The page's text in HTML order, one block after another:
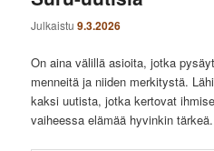
Julkaistu9.3.2026
On aina välillä asioita, jotka
menneitä ja niiden merkitystä.
kaksi uutista, jotka kertovat
vaiheessa elämää hyvinkin tärkeä.